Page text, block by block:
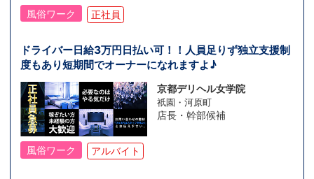
風俗ワーク
正社員
ドライバー日給3万円日払い可！！人員足りず独立支援制
度もあり短期間でオーナーになれますよ♪
京都デリヘル女学院
祇園・河原町
店長・幹部候補
風俗ワーク アルバイト